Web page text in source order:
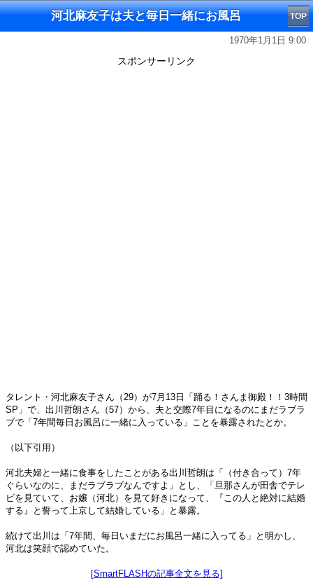
河北麻友子は夫と毎日一緒にお風呂 TOP
1970年1月1日 9:00
スポンサーリンク
タレント・河北麻友子さん（29）が7月13日「踊る！さんま御殿！！3時間
SP」で、出川哲朗さん（57）から、夫と交際7年目になるのにまだラブラ
ブで「7年間毎日お風呂に一緒に入っている」ことを暴露されたとか。
（以下引用）
河北夫婦と一緒に食事をしたことがある出川哲朗は「（付き合って）7年
ぐらいなのに、まだラブラブなんですよ」とし、「旦那さんが田舎でテレ
ビを見ていて、お嬢（河北）を見て好きになって、『この人と絶対に結婚
する』と誓って上京して結婚している」と暴露。
続けて出川は「7年間、毎日いまだにお風呂一緒に入ってる」と明かし、
河北は笑顔で認めていた。
[SmartFLASHの記事全文を見る]